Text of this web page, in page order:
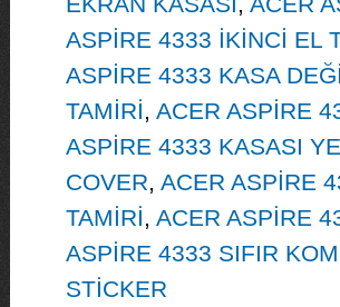
ASPİRE 4333 İKİNCİ EL
ASPİRE 4333 KASA
TAMİRİ, ACER ASPİRE
ASPİRE 4333 KASASI
COVER, ACER ASPİRE
TAMİRİ, ACER ASPİRE
ASPİRE 4333 SIFIR
STİCKER